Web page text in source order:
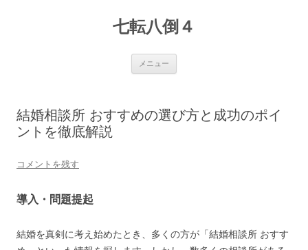
七転八倒４
メニュー
ス
結婚相談所 おすすめの選び方と成功のポイ
ントを徹底解説
コメントを残す
導入・問題提起
結婚を真剣に考え始めたとき、多くの方が「結婚相談所 おすす